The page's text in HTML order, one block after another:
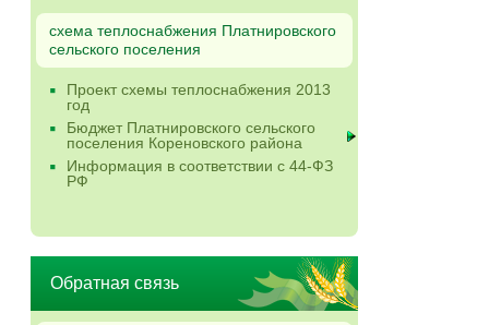
схема теплоснабжения Платнировского
сельского поселения
Проект схемы теплоснабжения 2013
год
Бюджет Платнировского сельского
поселения Кореновского района
Информация в соответствии с 44-ФЗ
РФ
Обратная связь